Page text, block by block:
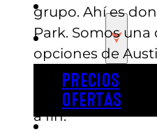
PRECIOS
PRECIOS
OFERTAS
COMPRAR
grupo. Ahí es
Park. Somos una
opciones de
de grupo, y
planificación sea
a fin.